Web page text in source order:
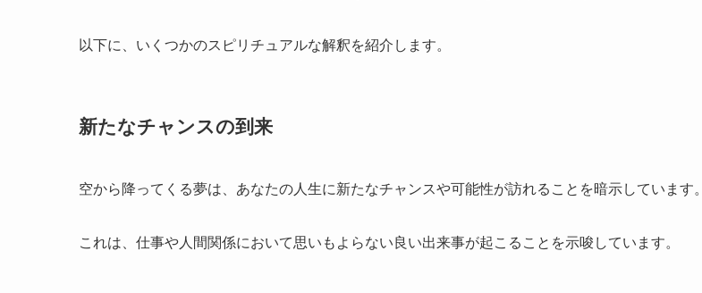
以下に、いくつかのスピリチュアルな解釈を紹介します。
新たなチャンスの到来
空から降ってくる夢は、あなたの人生に新たなチャンスや可能性が訪れることを暗示しています。
これは、仕事や人間関係において思いもよらない良い出来事が起こることを示唆しています。